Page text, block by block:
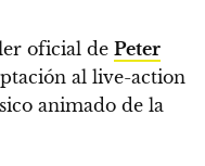
oficial de Peter
al live-action
animado de la